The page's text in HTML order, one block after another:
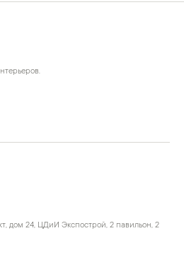
дом 24, ЦДиИ Экспострой, 2 павильон, 2